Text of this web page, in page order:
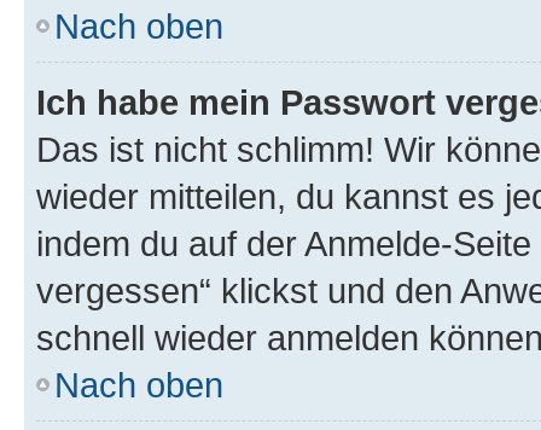
Nach oben
Ich habe mein Passwort
Das ist nicht schlimm! Wir
wieder mitteilen, du kannst es
indem du auf der Anmelde-
vergessen“ klickst und den
schnell wieder anmelden
Nach oben